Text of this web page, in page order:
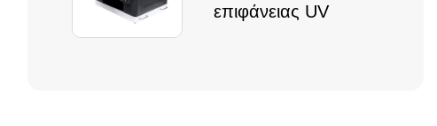
επιφάνειας UV